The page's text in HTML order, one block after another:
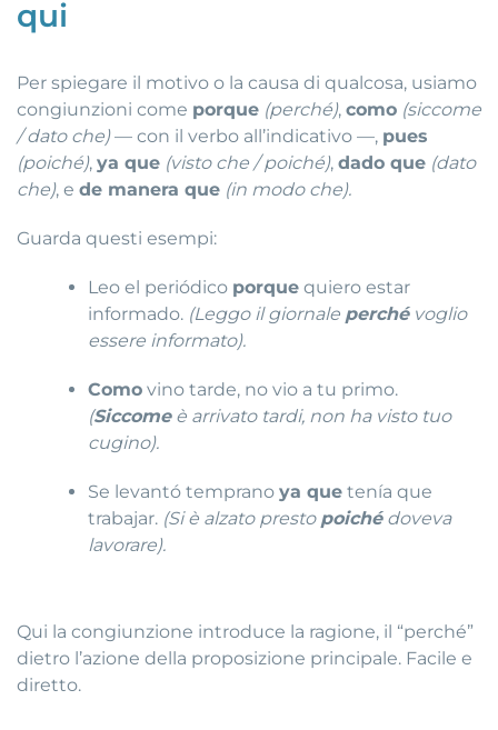
qui
Per spiegare il motivo o la causa di qualcosa, usiamo
congiunzioni come porque (perché), como (siccome
/ dato che)— con il verbo all’indicativo —, pues
(poiché), ya que (visto che / poiché), dado que (dato
che), e de manera que (in modo che).
Guarda questi esempi:
Leo el periódico porque quiero estar
informado. (Leggo il giornale perchévoglio
essere informato).
Como vino tarde, no vio a tu primo.
(Siccomeè arrivato tardi, non ha visto tuo
cugino).
Se levantó tempranoya que tenía que
trabajar. (Si è alzato presto poichédoveva
lavorare).
Qui la congiunzione introduce la ragione, il “perché”
dietro l’azione della proposizione principale. Facile e
diretto.